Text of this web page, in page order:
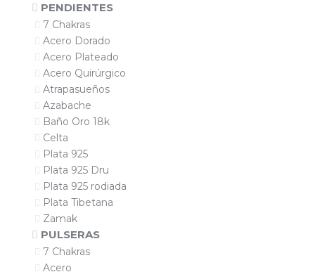
PENDIENTES
7 Chakras
Acero Dorado
Acero Plateado
Acero Quirúrgico
Atrapasueños
Azabache
Baño Oro 18k
Celta
Plata 925
Plata 925 Dru
Plata 925 rodiada
Plata Tibetana
Zamak
PULSERAS
7 Chakras
Acero